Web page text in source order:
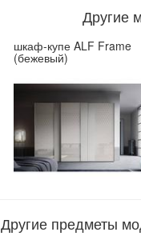
Другие
шкаф-купе ALF Frame
(бежевый)
Другие предметы